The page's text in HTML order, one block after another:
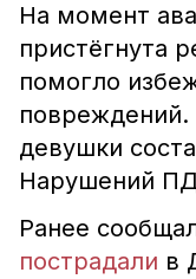
На момент
пристёгнута
помогло
повреждений.
девушки
Нарушений
Ранее
пострадали в